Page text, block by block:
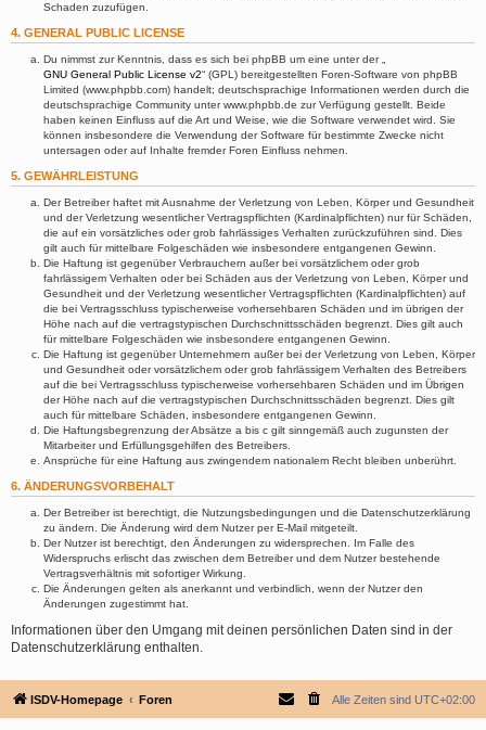
Schaden zuzufügen.
4. GENERAL PUBLIC LICENSE
Du nimmst zur Kenntnis, dass es sich bei phpBB um eine unter der „
GNU General Public License v2“ (GPL) bereitgestellten Foren-Software von phpBB
Limited (www.phpbb.com) handelt; deutschsprachige Informationen werden durch die
deutschsprachige Community unter www.phpbb.de zur Verfügung gestellt. Beide
haben keinen Einfluss auf die Art und Weise, wie die Software verwendet wird. Sie
können insbesondere die Verwendung der Software für bestimmte Zwecke nicht
untersagen oder auf Inhalte fremder Foren Einfluss nehmen.
5. GEWÄHRLEISTUNG
Der Betreiber haftet mit Ausnahme der Verletzung von Leben, Körper und Gesundheit
und der Verletzung wesentlicher Vertragspflichten (Kardinalpflichten) nur für Schäden,
die auf ein vorsätzliches oder grob fahrlässiges Verhalten zurückzuführen sind. Dies
gilt auch für mittelbare Folgeschäden wie insbesondere entgangenen Gewinn.
Die Haftung ist gegenüber Verbrauchern außer bei vorsätzlichem oder grob
fahrlässigem Verhalten oder bei Schäden aus der Verletzung von Leben, Körper und
Gesundheit und der Verletzung wesentlicher Vertragspflichten (Kardinalpflichten) auf
die bei Vertragsschluss typischerweise vorhersehbaren Schäden und im übrigen der
Höhe nach auf die vertragstypischen Durchschnittsschäden begrenzt. Dies gilt auch
für mittelbare Folgeschäden wie insbesondere entgangenen Gewinn.
Die Haftung ist gegenüber Unternehmern außer bei der Verletzung von Leben, Körper
und Gesundheit oder vorsätzlichem oder grob fahrlässigem Verhalten des Betreibers
auf die bei Vertragsschluss typischerweise vorhersehbaren Schäden und im Übrigen
der Höhe nach auf die vertragstypischen Durchschnittsschäden begrenzt. Dies gilt
auch für mittelbare Schäden, insbesondere entgangenen Gewinn.
Die Haftungsbegrenzung der Absätze a bis c gilt sinngemäß auch zugunsten der
Mitarbeiter und Erfüllungsgehilfen des Betreibers.
Ansprüche für eine Haftung aus zwingendem nationalem Recht bleiben unberührt.
6. ÄNDERUNGSVORBEHALT
Der Betreiber ist berechtigt, die Nutzungsbedingungen und die Datenschutzerklärung
zu ändern. Die Änderung wird dem Nutzer per E-Mail mitgeteilt.
Der Nutzer ist berechtigt, den Änderungen zu widersprechen. Im Falle des
Widerspruchs erlischt das zwischen dem Betreiber und dem Nutzer bestehende
Vertragsverhältnis mit sofortiger Wirkung.
Die Änderungen gelten als anerkannt und verbindlich, wenn der Nutzer den
Änderungen zugestimmt hat.
Informationen über den Umgang mit deinen persönlichen Daten sind in der
Datenschutzerklärung enthalten.
ISDV-Homepage Foren Alle Zeiten sind UTC+02:00